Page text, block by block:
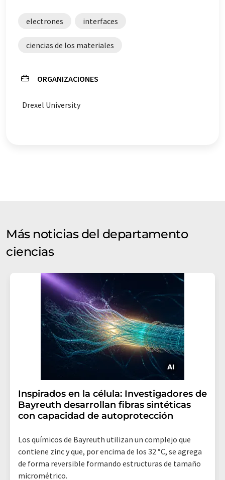
electrones interfaces
ciencias de los materiales
ORGANIZACIONES
Drexel University
Más noticias del departamento
ciencias
Inspirados en la célula: Investigadores de
Bayreuth desarrollan fibras sintéticas
con capacidad de autoprotección
Los químicos de Bayreuth utilizan un complejo que
contiene zinc y que, por encima de los 32 °C, se agrega
de forma reversible formando estructuras de tamaño
micrométrico.